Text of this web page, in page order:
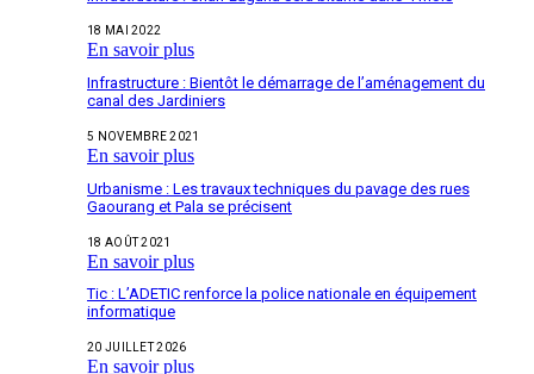
18 MAI 2022
En savoir plus
Infrastructure : Bientôt le démarrage de l’aménagement du
canal des Jardiniers
5 NOVEMBRE 2021
En savoir plus
Urbanisme : Les travaux techniques du pavage des rues
Gaourang et Pala se précisent
18 AOÛT 2021
En savoir plus
Tic : L’ADETIC renforce la police nationale en équipement
informatique
20 JUILLET 2026
En savoir plus